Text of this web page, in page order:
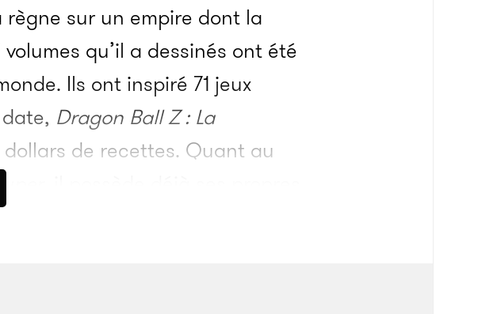
règne sur un empire dont la
qu’il a dessinés ont été
Ils ont inspiré 71 jeux
Dragon Ball Z : La
de recettes. Quant au
principal qui